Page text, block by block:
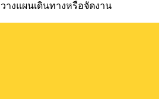
างแผนเดินทางหรือจัดงาน